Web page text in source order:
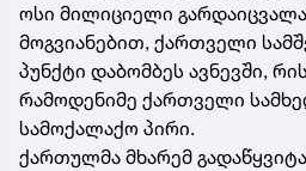
ოსი მილიციელი
მოგვიანებით, ქართველი
პუნქტი დაბომბეს ავნევში,
რამოდენიმე ქართველი
სამოქალაქო პირი.
ქართულმა მხარემ